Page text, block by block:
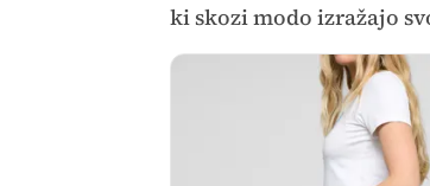
ki skozi modo izražajo